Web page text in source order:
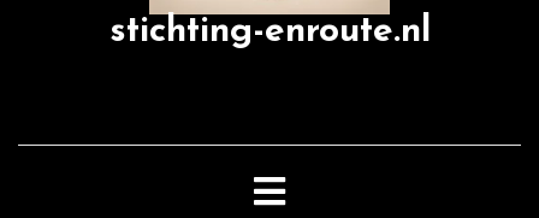
stichting-enroute.nl
Open